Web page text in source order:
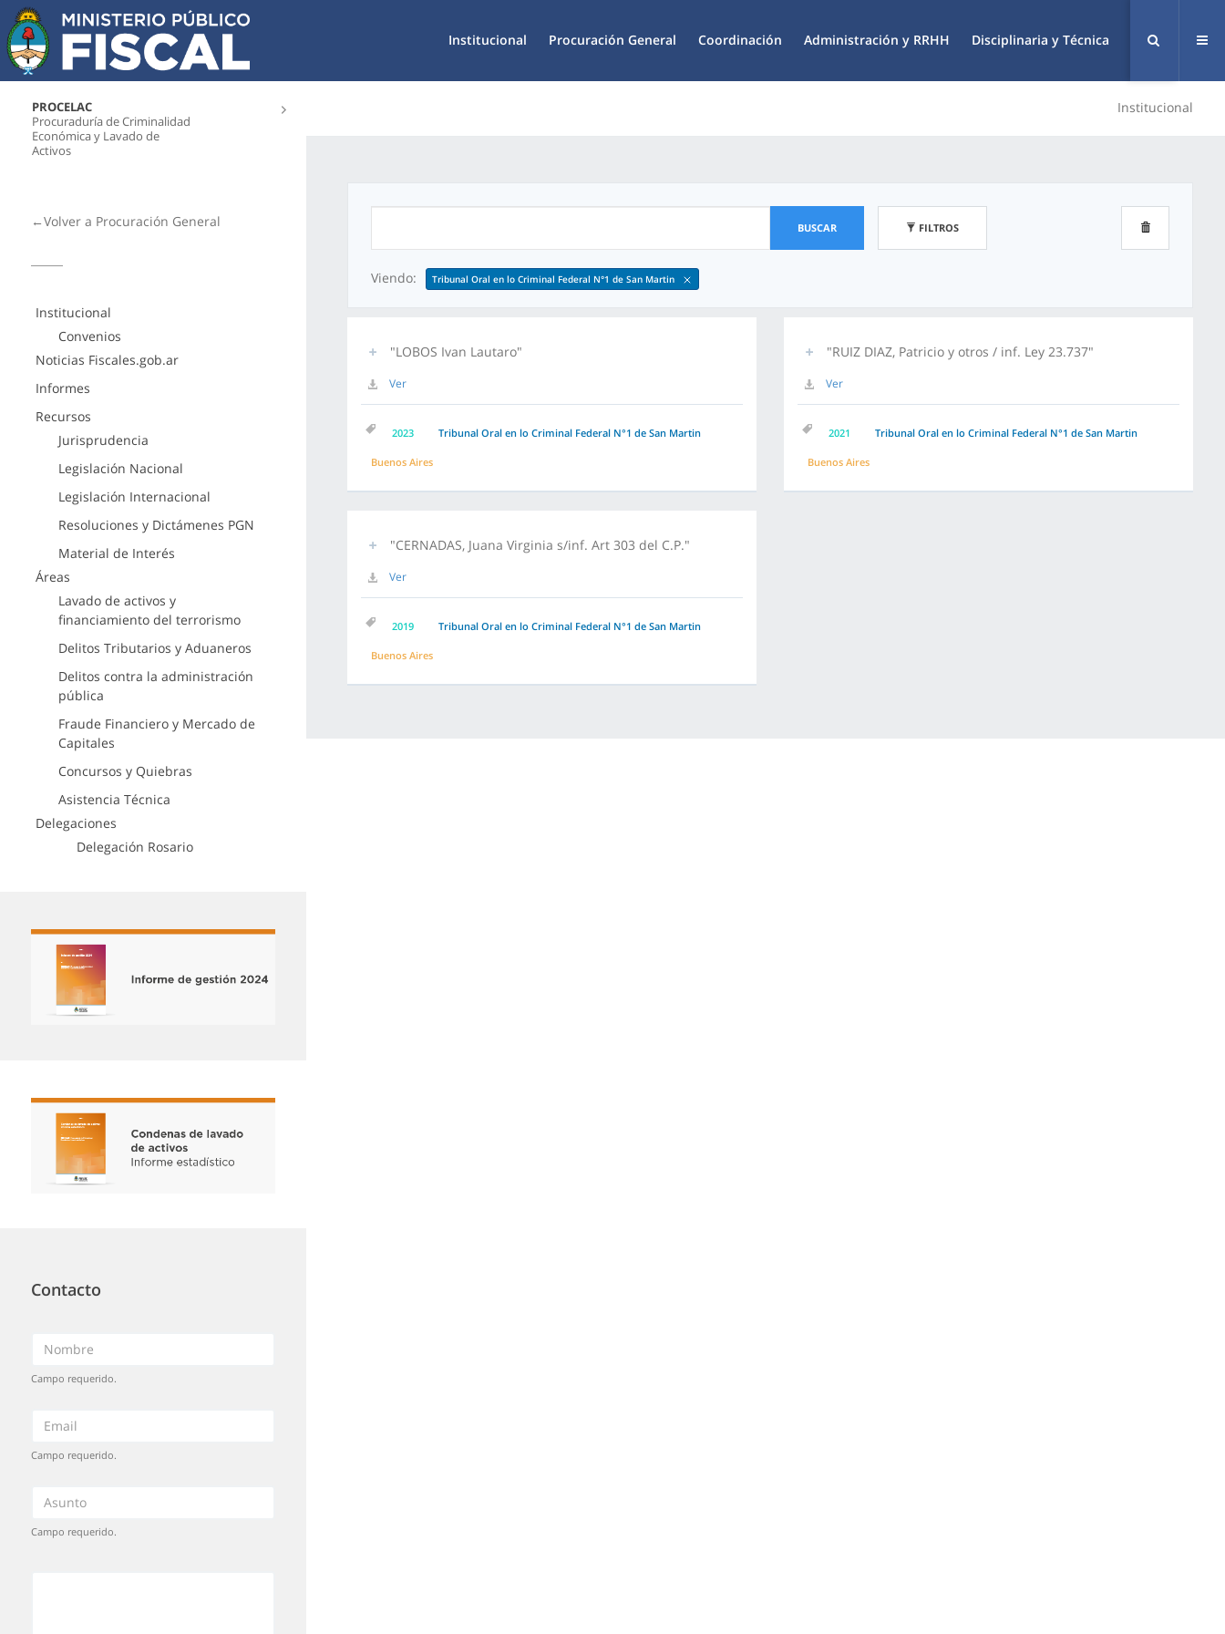
Institucional Procuración General Coordinación Administración y RRHH Disciplinaria y Técnica
PROCELAC
Procuraduría de Criminalidad
Económica y Lavado de
Activos
Institucional
←Volver a Procuración General
Institucional
Convenios
Noticias Fiscales.gob.ar
Informes
Recursos
Jurisprudencia
Legislación Nacional
Legislación Internacional
Resoluciones y Dictámenes PGN
Material de Interés
Áreas
Lavado de activos y
financiamiento del terrorismo
Delitos Tributarios y Aduaneros
Delitos contra la administración
pública
Fraude Financiero y Mercado de
Capitales
Concursos y Quiebras
Asistencia Técnica
Delegaciones
Delegación Rosario
Contacto
Campo requerido.
Campo requerido.
Campo requerido.
BUSCAR FILTROS
Viendo: Tribunal Oral en lo Criminal Federal N°1 de San Martin
"LOBOS Ivan Lautaro"
Ver
2023 Tribunal Oral en lo Criminal Federal N°1 de San Martin
Buenos Aires
"RUIZ DIAZ, Patricio y otros / inf. Ley 23.737"
Ver
2021 Tribunal Oral en lo Criminal Federal N°1 de San Martin
Buenos Aires
"CERNADAS, Juana Virginia s/inf. Art 303 del C.P."
Ver
2019 Tribunal Oral en lo Criminal Federal N°1 de San Martin
Buenos Aires